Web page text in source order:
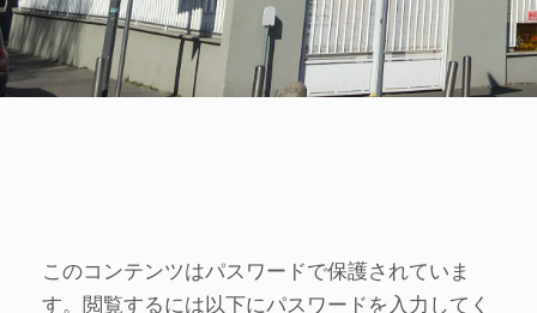
このコンテンツはパスワードで保護されていま
す。閲覧するには以下にパスワードを入力してく